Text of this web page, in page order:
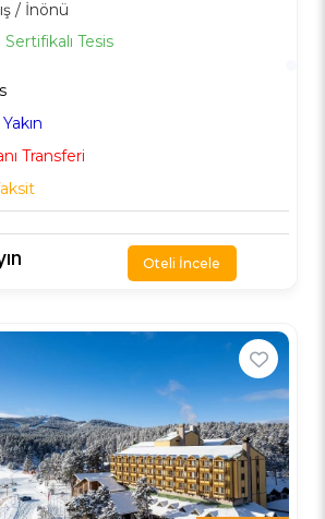
/ İnönü
Tesis
Transferi
Oteli İncele